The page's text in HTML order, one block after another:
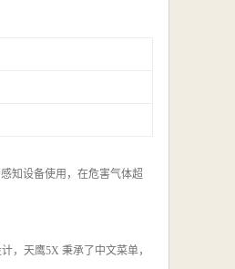
知设备使用，在危害气体超
，天鹰5X 秉承了中文菜单，